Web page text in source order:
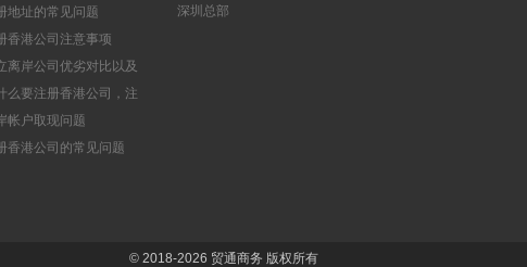
地址的常见问题
香港公司注意事项
离岸公司优劣对比以及
事项
么要注册香港公司，注
港公司的好处
帐户取现问题
香港公司的常见问题
深圳总部
© 2018-2026 贸通商务 版权所有